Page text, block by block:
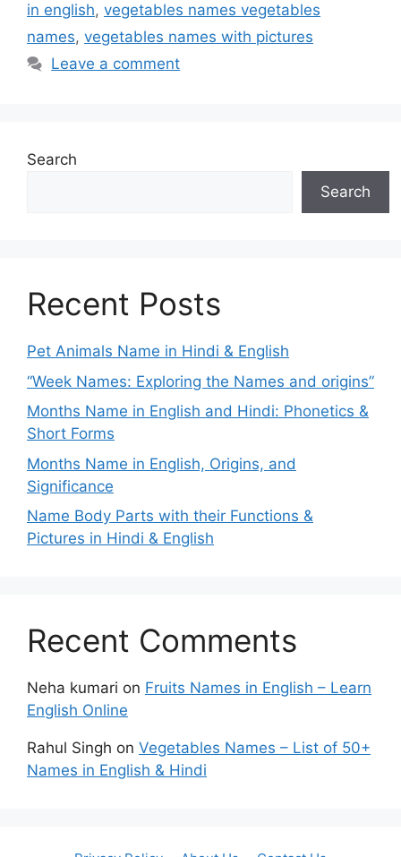
in english, vegetables names vegetables
names, vegetables names with pictures
Leave a comment
Search
Search
Recent Posts
Pet Animals Name in Hindi & English
“Week Names: Exploring the Names and origins”
Months Name in English and Hindi: Phonetics &
Short Forms
Months Name in English, Origins, and
Significance
Name Body Parts with their Functions &
Pictures in Hindi & English
Recent Comments
Neha kumari on Fruits Names in English – Learn
English Online
Rahul Singh on Vegetables Names – List of 50+
Names in English & Hindi